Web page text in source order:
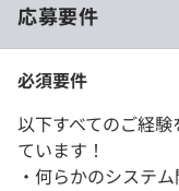
応募要件
必須要件
以下すべてのご経
ています！
・何らかのシステ